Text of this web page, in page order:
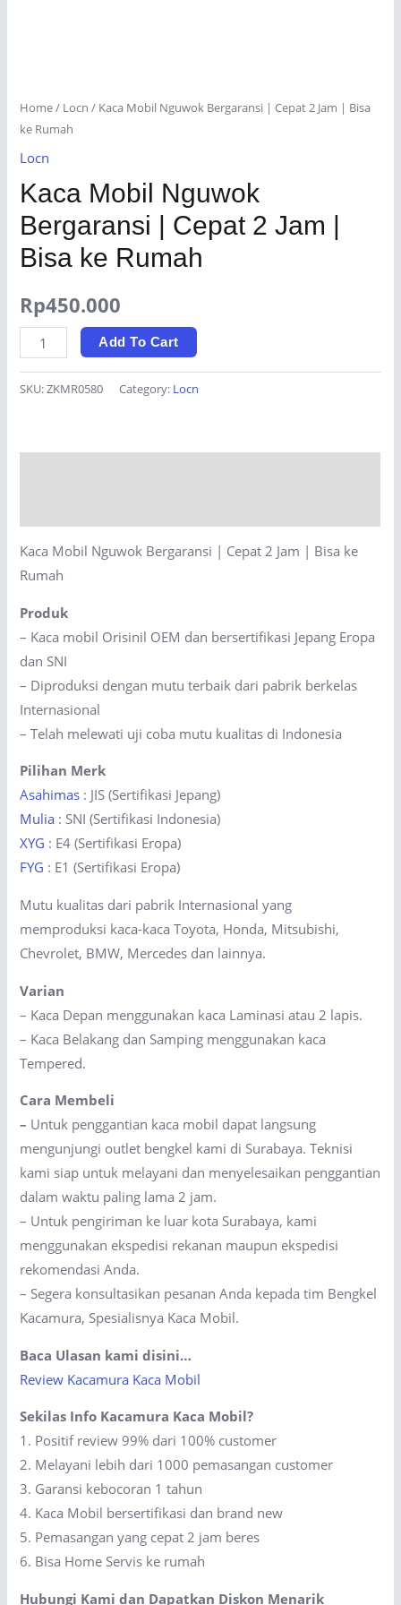
Home/ Locn / Kaca Mobil Nguwok Bergaransi | Cepat 2 Jam | Bisa
ke Rumah
Locn
Kaca Mobil Nguwok
Bergaransi | Cepat 2 Jam |
Bisa ke Rumah
Rp450.000
Kaca
Mobil
Nguwok
|
Bisa
ke
Rumah
quantity
Add To Cart
SKU:ZKMR0580 Category: Locn
Kaca Mobil Nguwok Bergaransi | Cepat 2 Jam | Bisa ke
Rumah
Produk
– Kaca mobil Orisinil OEM dan bersertifikasi Jepang Eropa
dan SNI
– Diproduksi dengan mutu terbaik dari pabrik berkelas
Internasional
– Telah melewati uji coba mutu kualitas di Indonesia
Pilihan Merk
Asahimas : JIS (Sertifikasi Jepang)
Mulia : SNI (Sertifikasi Indonesia)
XYG : E4 (Sertifikasi Eropa)
FYG : E1 (Sertifikasi Eropa)
Mutu kualitas dari pabrik Internasional yang
memproduksi kaca-kaca Toyota, Honda, Mitsubishi,
Chevrolet, BMW, Mercedes dan lainnya.
Varian
– Kaca Depan menggunakan kaca Laminasi atau 2 lapis.
– Kaca Belakang dan Samping menggunakan kaca
Tempered.
Cara Membeli
– Untuk penggantian kaca mobil dapat langsung
mengunjungi outlet bengkel kami di Surabaya. Teknisi
kami siap untuk melayani dan menyelesaikan penggantian
dalam waktu paling lama 2 jam.
– Untuk pengiriman ke luar kota Surabaya, kami
menggunakan ekspedisi rekanan maupun ekspedisi
rekomendasi Anda.
– Segera konsultasikan pesanan Anda kepada tim Bengkel
Kacamura, Spesialisnya Kaca Mobil.
Baca Ulasan kami disini…
Review Kacamura Kaca Mobil
Sekilas Info Kacamura Kaca Mobil?
1. Positif review 99% dari 100% customer
2. Melayani lebih dari 1000 pemasangan customer
3. Garansi kebocoran 1 tahun
4. Kaca Mobil bersertifikasi dan brand new
5. Pemasangan yang cepat 2 jam beres
6. Bisa Home Servis ke rumah
Hubungi Kami dan Dapatkan Diskon Menarik